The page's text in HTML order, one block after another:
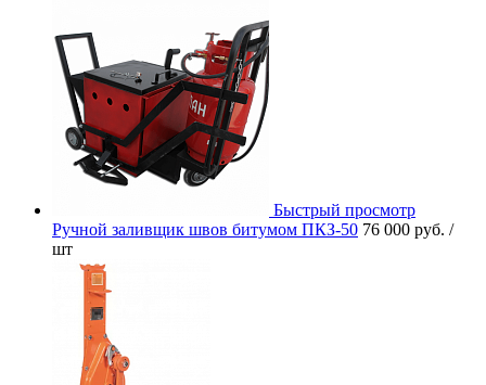
Быстрый просмотр
Ручной заливщик швов битумом ПКЗ-50 76 000 руб. /
шт